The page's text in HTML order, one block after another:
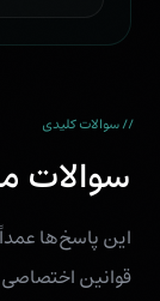
// سوالات کلیدی
سوالات
این پاسخ‌ها
قوانین اختصاصی